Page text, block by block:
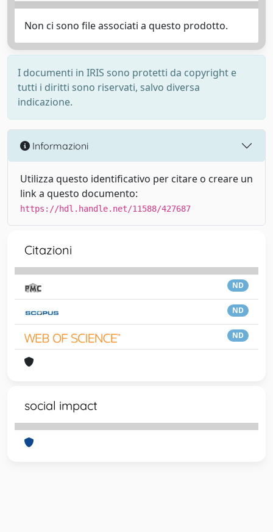
Non ci sono file associati a questo prodotto.
I documenti in IRIS sono protetti da copyright e
tutti i diritti sono riservati, salvo diversa
indicazione.
Informazioni
Utilizza questo identificativo per citare o creare un
link a questo documento:
https://hdl.handle.net/11588/427687
Citazioni
ND
ND
ND
social impact